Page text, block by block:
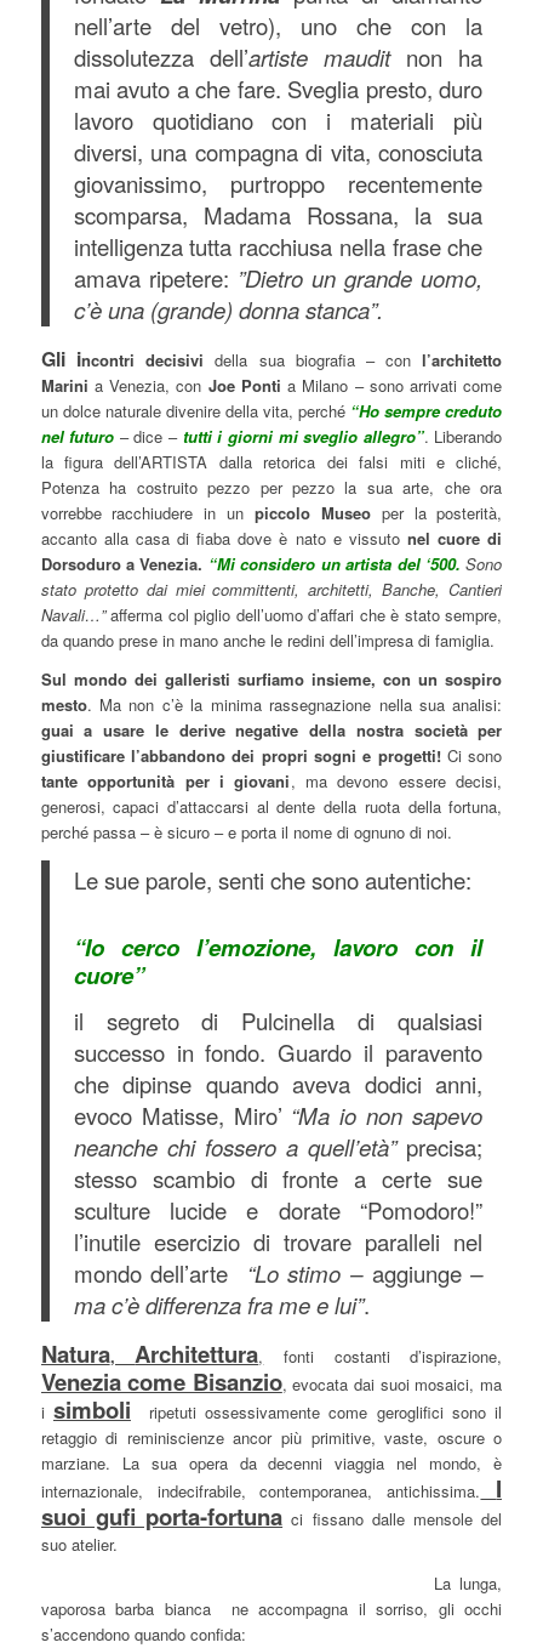
nell’arte del vetro), uno che con la
dissolutezza dell’artiste mauditnon ha
mai avuto a che fare. Sveglia presto, duro
lavoro quotidiano con i materiali più
diversi, una compagna di vita, conosciuta
giovanissimo, purtroppo recentemente
scomparsa, Madama Rossana, la sua
intelligenza tutta racchiusa nella frase che
amava ripetere: ”Dietro un grande uomo,
c’è una (grande) donna stanca”.
Gli incontri decisivi della sua biografia – conl’architetto
Marini a Venezia, con Joe Ponti a Milano – sono arrivati come
un dolce naturale divenire della vita, perché “Ho sempre creduto
nel futuro – dice – tutti i giorni mi sveglio allegro”. Liberando
la figura dell’ARTISTA dalla retorica dei falsi miti e cliché,
Potenza ha costruito pezzo per pezzo la sua arte, che ora
vorrebbe racchiudere in un piccolo Museoper la posterità,
accanto alla casa di fiaba dove è nato e vissutonel cuore di
Dorsoduro a Venezia. “Mi considero un artista del ‘500. Sono
stato protetto dai miei committenti, architetti, Banche, Cantieri
Navali…”afferma col piglio dell’uomo d’affari che è stato sempre,
da quando prese in mano anche le redini dell’impresa di famiglia.
Sul mondo dei galleristi surfiamo insieme, con un sospiro
mesto. Ma non c’è la minima rassegnazione nella sua analisi:
guai a usare le derive negative della nostra società per
giustificare l’abbandono dei propri sogni e progetti!Ci sono
tante opportunità per i giovani, ma devono essere decisi,
generosi, capaci d’attaccarsi al dente della ruota della fortuna,
perché passa – è sicuro – e porta il nome di ognuno di noi.
Le sue parole, senti che sono autentiche:
“Io cerco l’emozione, lavoro con il
cuore”
il segreto di Pulcinella di qualsiasi
successo in fondo. Guardo il paravento
che dipinse quando aveva dodici anni,
evoco Matisse, Miro’ “Ma io non sapevo
neanche chi fossero a quell’età”precisa;
stesso scambio di fronte a certe sue
sculture lucide e dorate “Pomodoro!”
l’inutile esercizio di trovare paralleli nel
mondo dell’arte “Lo stimo – aggiunge–
ma c’è differenza fra me e lui”.
Natura,Architettura, fonti costanti d’ispirazione,
Venezia come Bisanzio, evocata dai suoi mosaici, ma
i simboli ripetuti ossessivamente come geroglifici sono il
retaggio di reminiscienze ancor più primitive, vaste, oscure o
marziane. La sua opera da decenni viaggia nel mondo, è
internazionale, indecifrabile, contemporanea, antichissima.
I
suoi gufi porta-fortuna ci fissano dalle mensole del
suo atelier.
La lunga,
vaporosa barba bianca ne accompagna il sorriso, gli occhi
s’accendono quando confida: